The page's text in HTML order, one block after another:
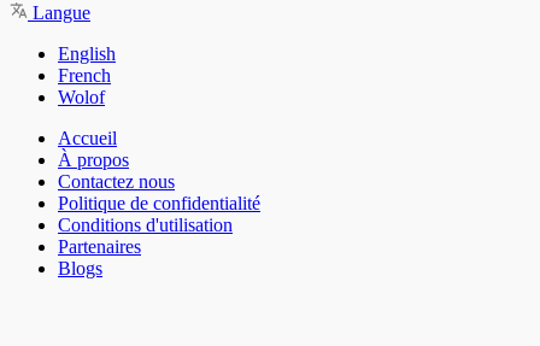
Langue
English
French
Wolof
Accueil
À propos
Contactez nous
Politique de confidentialité
Conditions d'utilisation
Partenaires
Blogs